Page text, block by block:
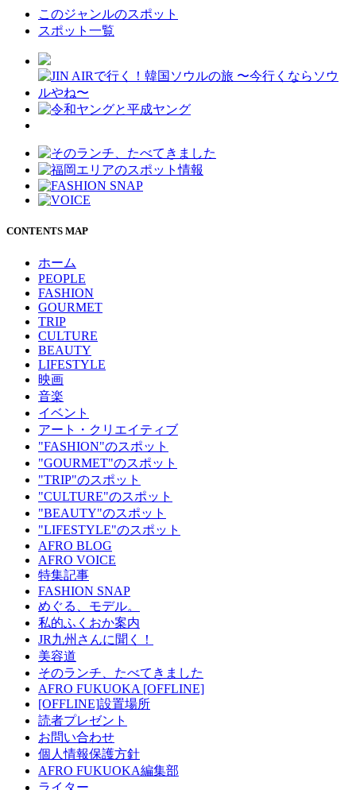
このジャンルのスポット
スポット一覧
CONTENTS MAP
ホーム
PEOPLE
FASHION
GOURMET
TRIP
CULTURE
BEAUTY
LIFESTYLE
映画
音楽
イベント
アート・クリエイティブ
"FASHION"のスポット
"GOURMET"のスポット
"TRIP"のスポット
"CULTURE"のスポット
"BEAUTY"のスポット
"LIFESTYLE"のスポット
AFRO BLOG
AFRO VOICE
特集記事
FASHION SNAP
めぐる、モデル。
私的ふくおか案内
JR九州さんに聞く！
美容道
そのランチ、たべてきました
AFRO FUKUOKA [OFFLINE]
[OFFLINE]設置場所
読者プレゼント
お問い合わせ
個人情報保護方針
AFRO FUKUOKA編集部
ライター